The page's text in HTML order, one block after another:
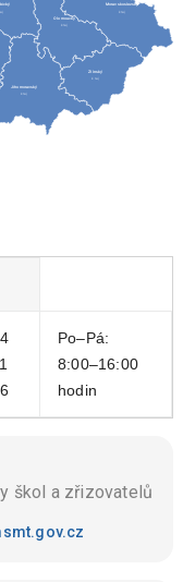
Jihomoravský
kraj
Olomoucký
kraj
Zlínský
kraj
Moravskoslezský
kraj
Po–Pá:
8:00–16:00
hodin
škol a zřizovatelů